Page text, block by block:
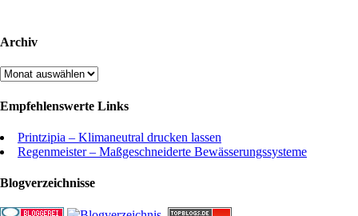
Archiv
Archiv
Empfehlenswerte Links
Printzipia – Klimaneutral drucken lassen
Regenmeister – Maßgeschneiderte Bewässerungssysteme
Blogverzeichnisse